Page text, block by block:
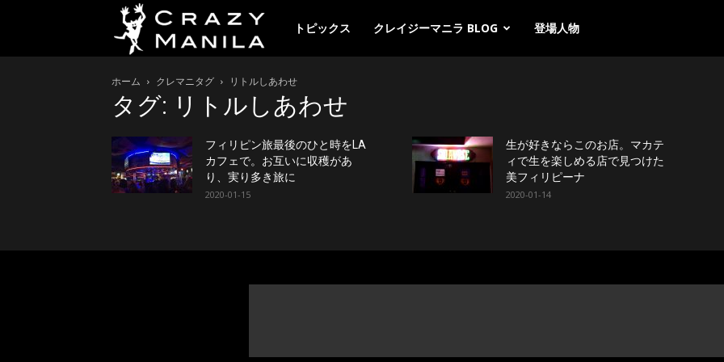
レ
イ
ー
トピックス クレイジーマニラ BLOG 登場人物
ホーム クレマニタグ リトルしあわせ
タグ: リトルしあわせ
フィリピン旅最後のひと時をLA
カフェで。お互いに収穫があ
り、実り多き旅に
2020-01-15
生が好きならこのお店。マカテ
ィで生を楽しめる店で見つけた
美フィリピーナ
2020-01-14